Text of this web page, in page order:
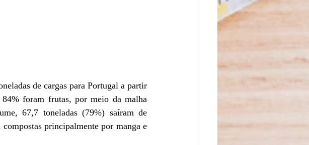
de cargas para Portugal a partir
foram frutas, por meio da malha
67,7 toneladas (79%) saíram de
principalmente por manga e